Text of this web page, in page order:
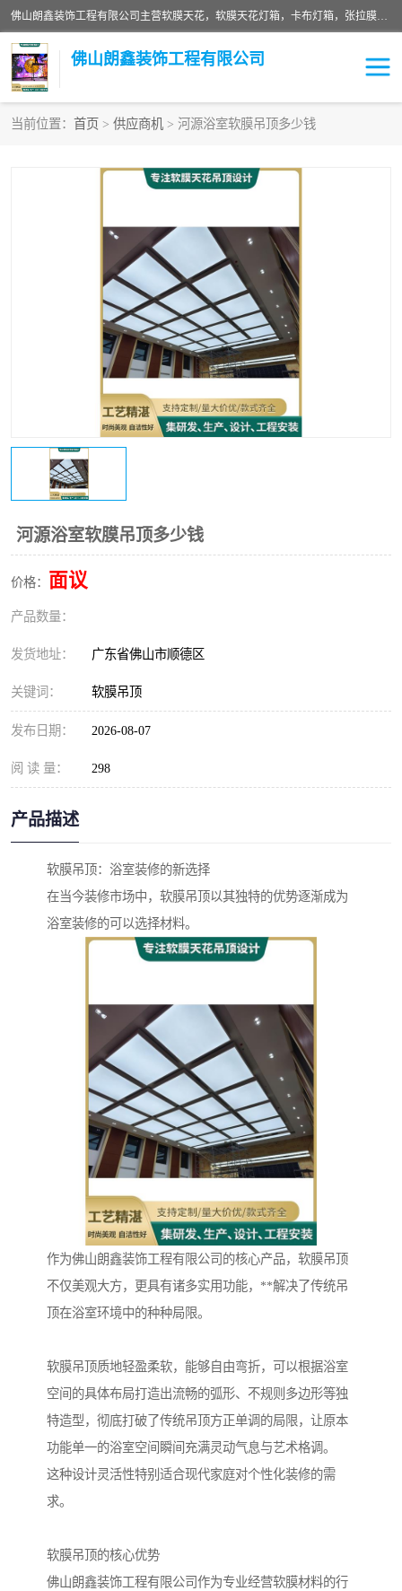
佛山朗鑫装饰工程有限公司主营软膜天花，软膜天花灯箱，卡布灯箱，张拉膜等产品，价格实惠，支持定制；公司专业装饰铺面，家居，会展特装，软膜等工程，技能精良人员，安装快、价格合理，质量保证、热诚与各方有识人士合作，欢迎新老客户来电咨询。
佛山朗鑫装饰工程有限公司
当前位置： 首页 > 供应商机 > 河源浴室软膜吊顶多少钱
河源浴室软膜吊顶多少钱
价格： 面议
产品数量：
发货地址： 广东省佛山市顺德区
关键词： 软膜吊顶
发布日期： 2026-08-07
阅 读 量： 298
产品描述
软膜吊顶：浴室装修的新选择
在当今装修市场中，软膜吊顶以其独特的优势逐渐成为
浴室装修的可以选择材料。
作为佛山朗鑫装饰工程有限公司的核心产品，软膜吊顶
不仅美观大方，更具有诸多实用功能，**解决了传统吊
顶在浴室环境中的种种局限。
软膜吊顶质地轻盈柔软，能够自由弯折，可以根据浴室
空间的具体布局打造出流畅的弧形、不规则多边形等独
特造型，彻底打破了传统吊顶方正单调的局限，让原本
功能单一的浴室空间瞬间充满灵动气息与艺术格调。
这种设计灵活性特别适合现代家庭对个性化装修的需
求。
软膜吊顶的核心优势
佛山朗鑫装饰工程有限公司作为专业经营软膜材料的行